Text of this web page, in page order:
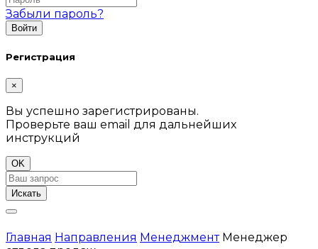
Забыли пароль?
Регистрация
×
Вы успешно зарегистрированы.
Проверьте ваш email для дальнейших
инструкций
OK
Искать
Главная Направления Менеджмент Менеджер